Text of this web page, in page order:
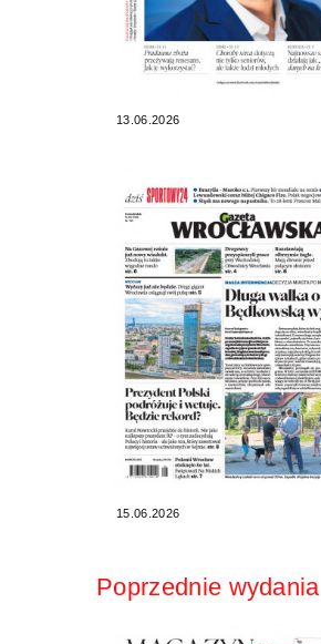
13.06.2026
15.06.2026
Poprzednie wydania